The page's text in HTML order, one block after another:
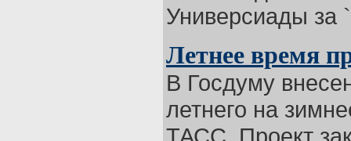
Универсиады за
Летнее время
В Госдуму
летнего на